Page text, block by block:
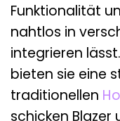
Funktionalität
nahtlos in
integrieren
bieten sie eine
traditionellen
schicken Blazer